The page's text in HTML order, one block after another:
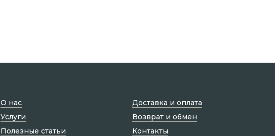
О нас
Услуги
Полезные статьи
Доставка и оплата
Возврат и обмен
Контакты